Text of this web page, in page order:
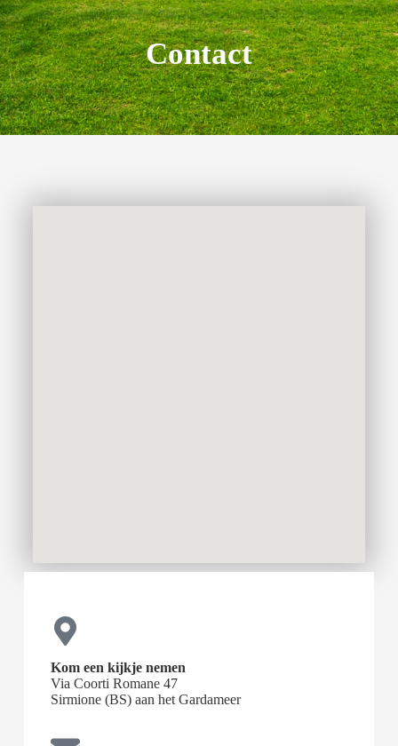
Contact
Kom een kijkje nemen
Via Coorti Romane 47
Sirmione (BS) aan het Gardameer